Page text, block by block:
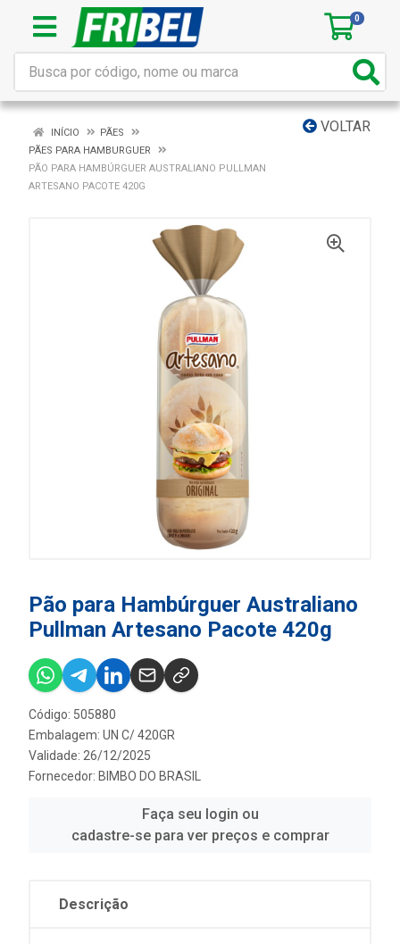
0
VOLTAR
INÍCIO
PÃES
PÃES PARA HAMBURGUER
PÃO PARA HAMBÚRGUER AUSTRALIANO PULLMAN
ARTESANO PACOTE 420G
Pão para Hambúrguer Australiano
Pullman Artesano Pacote 420g
Código: 505880
Embalagem: UN C/ 420GR
Validade: 26/12/2025
Fornecedor: BIMBO DO BRASIL
Faça seu login ou
cadastre-se para ver preços e comprar
Descrição